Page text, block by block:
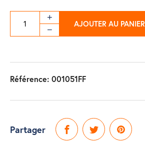
AJOUTER AU PANIER
Référence: 001051FF
Partager